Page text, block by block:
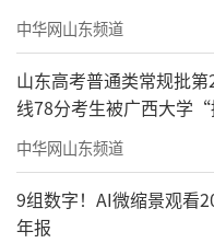
中华网山东频道
山东高考普通类常规批
线78分考生被广西大学“
中华网山东频道
9组数字！AI微缩景观看
年报